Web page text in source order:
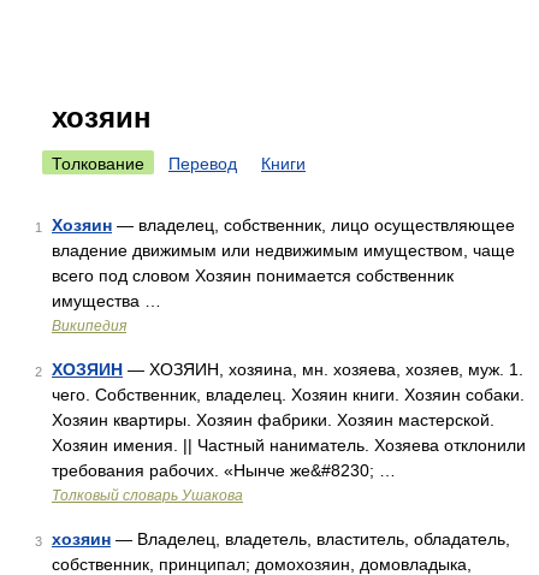
хозяин
Толкование Перевод Книги
1 Хозяин — владелец, собственник, лицо осуществляющее
владение движимым или недвижимым имуществом, чаще
всего под словом Хозяин понимается собственник
имущества …
Википедия
2 ХОЗЯИН — ХОЗЯИН, хозяина, мн. хозяева, хозяев, муж. 1.
чего. Собственник, владелец. Хозяин книги. Хозяин собаки.
Хозяин квартиры. Хозяин фабрики. Хозяин мастерской.
Хозяин имения. || Частный наниматель. Хозяева отклонили
требования рабочих. «Нынче же&#8230; …
Толковый словарь Ушакова
3 хозяин — Владелец, владетель, властитель, обладатель,
собственник, принципал; домохозяин, домовладыка,